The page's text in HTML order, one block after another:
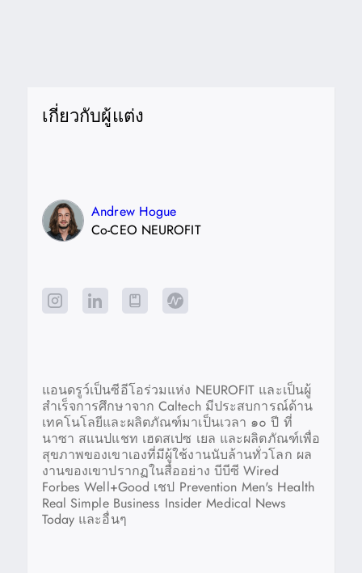
เกี่ยวกับผู้แต่ง
Andrew Hogue
Co-CEO NEUROFIT
แอนดรูว์เป็นซีอีโอร่วมแห่ง NEUROFIT และเป็นผู้
สำเร็จการศึกษาจาก Caltech มีประสบการณ์ด้าน
เทคโนโลยีและผลิตภัณฑ์มาเป็นเวลา ๑๐ ปี ที่
นาซา สแนปแชท เฮดสเปซ เยล และผลิตภัณฑ์เพื่อ
สุขภาพของเขาเองที่มีผู้ใช้งานนับล้านทั่วโลก ผล
งานของเขาปรากฏในสื่ออย่าง บีบีซี Wired
Forbes Well+Good เชป Prevention Men's Health
Real Simple Business Insider Medical News
Today และอื่นๆ